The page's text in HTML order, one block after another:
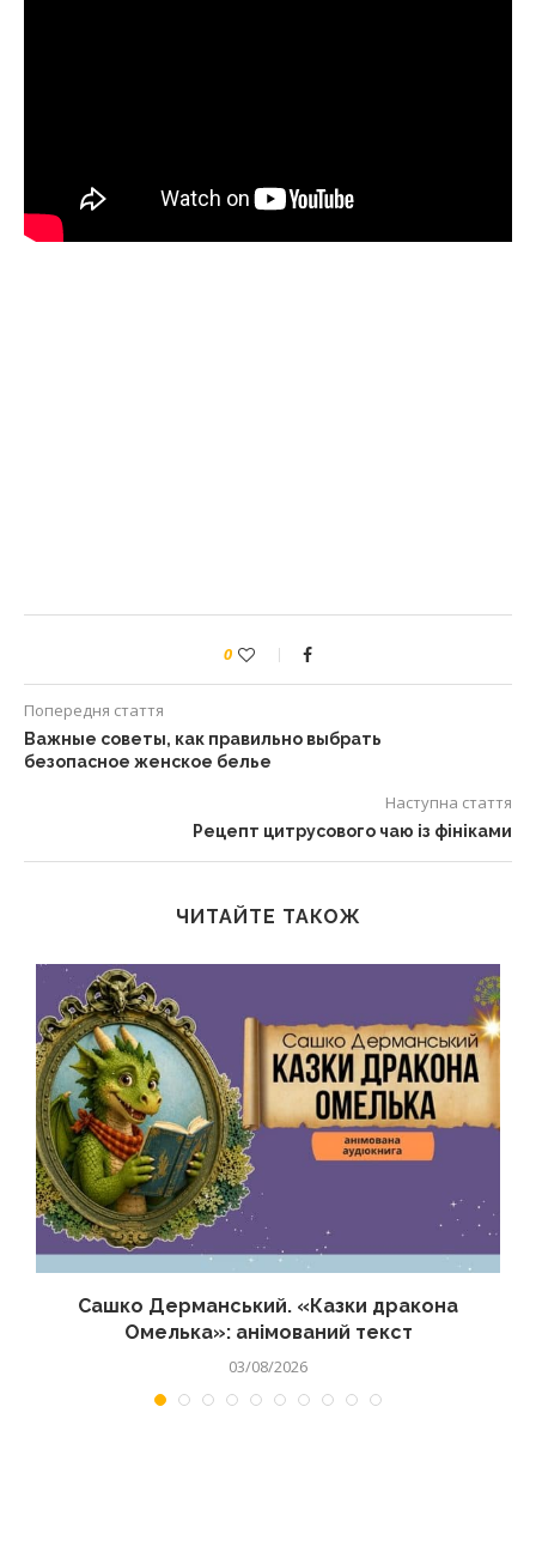
0
Попередня стаття
Важные советы, как правильно выбрать
безопасное женское белье
Наступна стаття
Рецепт цитрусового чаю із фініками
ЧИТАЙТЕ ТАКОЖ
Сашко Дерманський. «Казки дракона
Омелька»: анімований текст
03/08/2026